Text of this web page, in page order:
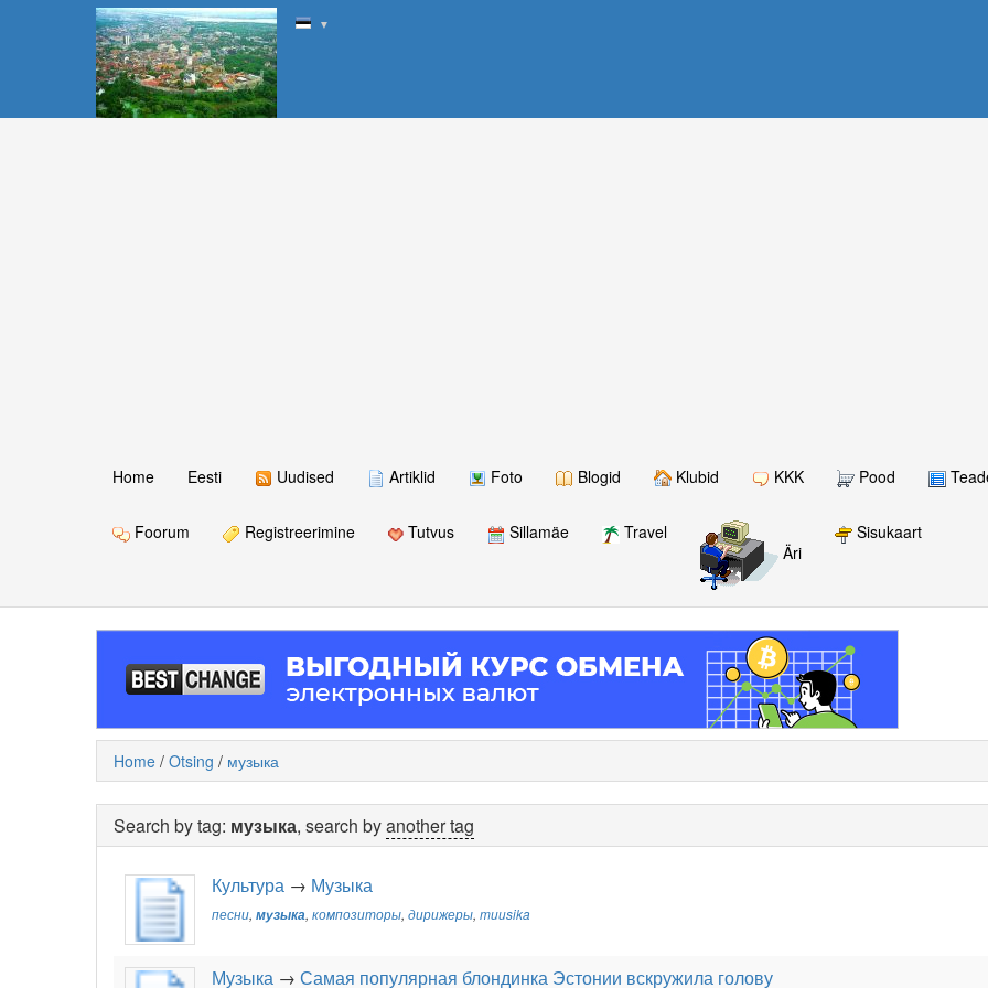
▼
Home Eesti Uudised Artiklid Foto Blogid Klubid KKK Pood
Foorum Registreerimine Tutvus Sillamäe
Travel
Äri
Sisukaart
Home / Otsing / музыка
Search by tag: музыка, search byanother tag
Культура → Музыка
песни, музыка, композиторы, дирижеры, muusika
Музыка → Самая популярная блондинка Эстонии вскружила голову